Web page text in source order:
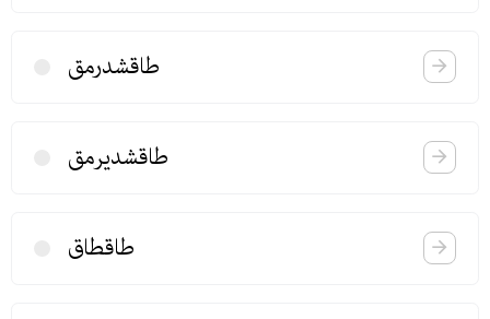
طاقشدرمق
طاقشدیرمق
طاقطاق